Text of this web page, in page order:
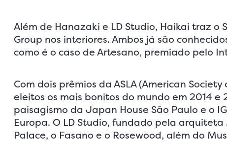
Além de Hanazaki e LD Studio, Haikai traz o
Group nos interiores. Ambos já são
como é o caso de Artesano, premiado pelo
Com dois prêmios da ASLA (American
eleitos os mais bonitos do mundo em 2014
paisagismo da Japan House São Paulo e o
Europa. O LD Studio, fundado pela
Palace, o Fasano e o Rosewood, além do